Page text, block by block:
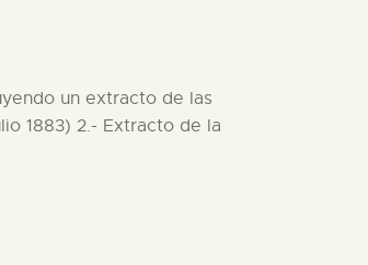
un extracto de las
1883) 2.- Extracto de la